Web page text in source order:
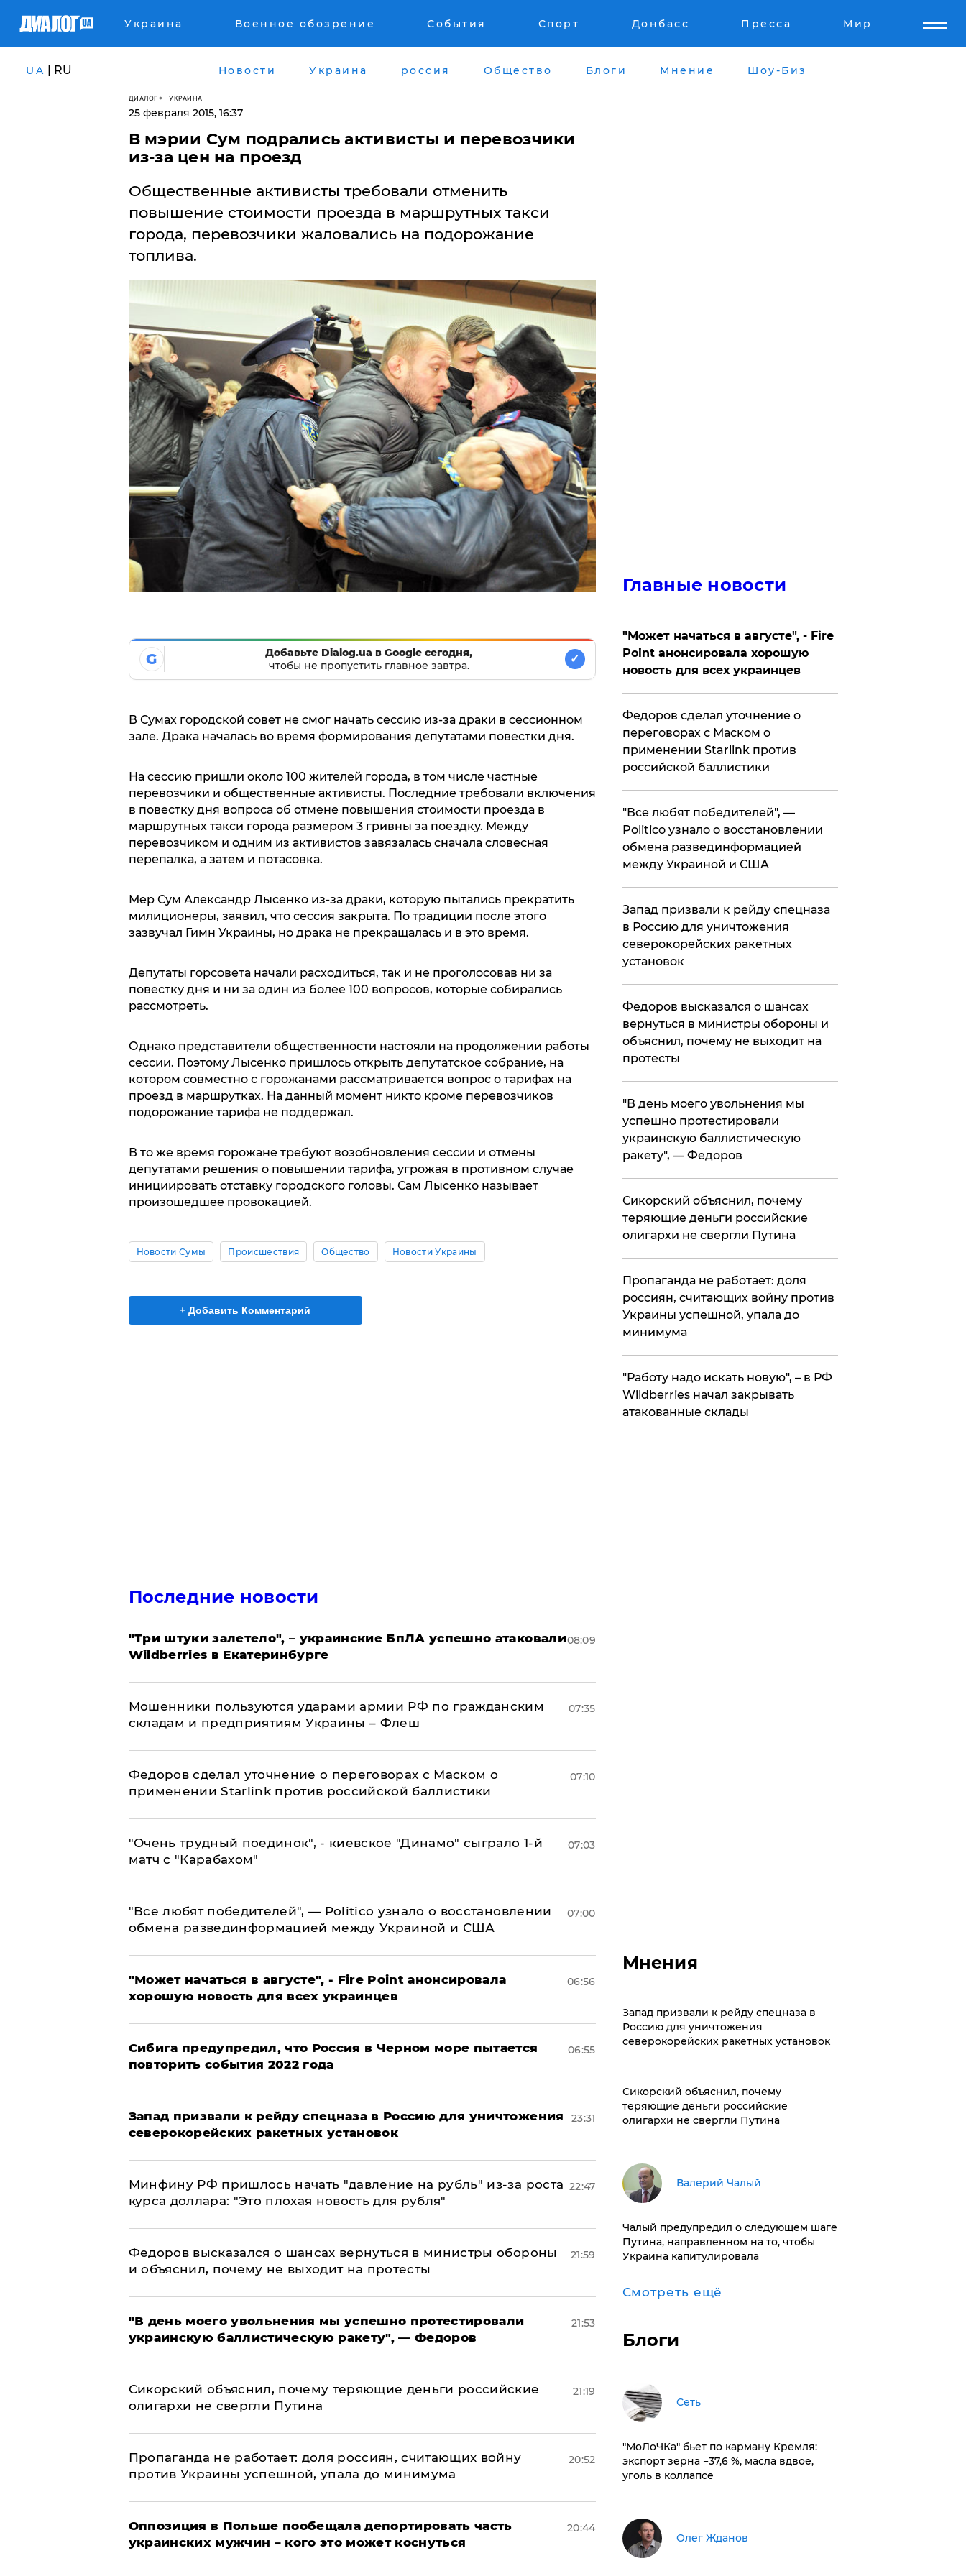
Украина Военное обозрение События Спорт Донбасс Пресса Мир
UA | RU Новости Украина россия Общество Блоги Мнение Шоу-Биз
ДИАЛОГ УКРАИНА
25 февраля 2015, 16:37
В мэрии Сум подрались активисты и перевозчики
из-за цен на проезд
Общественные активисты требовали отменить
повышение стоимости проезда в маршрутных такси
города, перевозчики жаловались на подорожание
топлива.
G
Добавьте Dialog.ua в Google сегодня,
чтобы не пропустить главное завтра.
✓
В Сумах городской совет не смог начать сессию из-за драки в сессионном
зале. Драка началась во время формирования депутатами повестки дня.
На сессию пришли около 100 жителей города, в том числе частные
перевозчики и общественные активисты. Последние требовали включения
в повестку дня вопроса об отмене повышения стоимости проезда в
маршрутных такси города размером 3 гривны за поездку. Между
перевозчиком и одним из активистов завязалась сначала словесная
перепалка, а затем и потасовка.
Мер Сум Александр Лысенко из-за драки, которую пытались прекратить
милиционеры, заявил, что сессия закрыта. По традиции после этого
зазвучал Гимн Украины, но драка не прекращалась и в это время.
Депутаты горсовета начали расходиться, так и не проголосовав ни за
повестку дня и ни за один из более 100 вопросов, которые собирались
рассмотреть.
Однако представители общественности настояли на продолжении работы
сессии. Поэтому Лысенко пришлось открыть депутатское собрание, на
котором совместно с горожанами рассматривается вопрос о тарифах на
проезд в маршрутках. На данный момент никто кроме перевозчиков
подорожание тарифа не поддержал.
В то же время горожане требуют возобновления сессии и отмены
депутатами решения о повышении тарифа, угрожая в противном случае
инициировать отставку городского головы. Сам Лысенко называет
произошедшее провокацией.
Новости Сумы Происшествия Общество Новости Украины
+ Добавить Комментарий
Последние новости
"Три штуки залетело", – украинские БпЛА успешно атаковали
Wildberries в Екатеринбурге
08:09
Мошенники пользуются ударами армии РФ по гражданским
складам и предприятиям Украины – Флеш
07:35
Федоров сделал уточнение о переговорах с Маском о
применении Starlink против российской баллистики
07:10
"Очень трудный поединок", - киевское "Динамо" сыграло 1-й
матч с "Карабахом"
07:03
​"Все любят победителей", — Politico узнало о восстановлении
обмена развединформацией между Украиной и США
07:00
"Может начаться в августе", - Fire Point анонсировала
хорошую новость для всех украинцев
06:56
Сибига предупредил, что Россия в Черном море пытается
повторить события 2022 года
06:55
Запад призвали к рейду спецназа в Россию для уничтожения
северокорейских ракетных установок
23:31
Минфину РФ пришлось начать "давление на рубль" из-за роста
курса доллара: "Это плохая новость для рубля"
22:47
Федоров высказался о шансах вернуться в министры обороны
и объяснил, почему не выходит на протесты
21:59
​"В день моего увольнения мы успешно протестировали
украинскую баллистическую ракету", — Федоров
21:53
Сикорский объяснил, почему теряющие деньги российские
олигархи не свергли Путина
21:19
​Пропаганда не работает: доля россиян, считающих войну
против Украины успешной, упала до минимума
20:52
Оппозиция в Польше пообещала депортировать часть
украинских мужчин – кого это может коснуться
20:44
Главные новости
"Может начаться в августе", - Fire
Point анонсировала хорошую
новость для всех украинцев
Федоров сделал уточнение о
переговорах с Маском о
применении Starlink против
российской баллистики
​"Все любят победителей", —
Politico узнало о восстановлении
обмена развединформацией
между Украиной и США
Запад призвали к рейду спецназа
в Россию для уничтожения
северокорейских ракетных
установок
Федоров высказался о шансах
вернуться в министры обороны и
объяснил, почему не выходит на
протесты
​"В день моего увольнения мы
успешно протестировали
украинскую баллистическую
ракету", — Федоров
Сикорский объяснил, почему
теряющие деньги российские
олигархи не свергли Путина
​Пропаганда не работает: доля
россиян, считающих войну против
Украины успешной, упала до
минимума
"Работу надо искать новую", – в РФ
Wildberries начал закрывать
атакованные склады
Мнения
Запад призвали к рейду спецназа в
Россию для уничтожения
северокорейских ракетных установок
Сикорский объяснил, почему
теряющие деньги российские
олигархи не свергли Путина
Валерий Чалый
Чалый предупредил о следующем шаге
Путина, направленном на то, чтобы
Украина капитулировала
Смотреть ещё
Блоги
Сеть
​"МоЛоЧКа" бьет по карману Кремля:
экспорт зерна −37,6 %, масла вдвое,
уголь в коллапсе
Олег Жданов